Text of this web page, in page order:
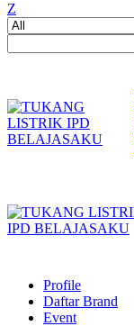
Z
Profile
Daftar Brand
Event